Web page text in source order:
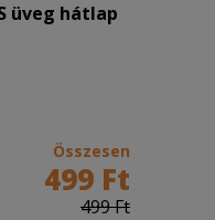
üveg hátlap
Összesen
499 Ft
499 Ft